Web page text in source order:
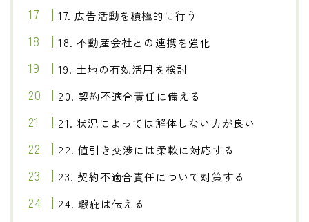
17. 広告活動を積極的に行う
18. 不動産会社との連携を強化
19. 土地の有効活用を検討
20. 契約不適合責任に備える
21. 状況によっては解体しない方が良い
22. 値引き交渉には柔軟に対応する
23. 契約不適合責任について対策する
24. 瑕疵は伝える